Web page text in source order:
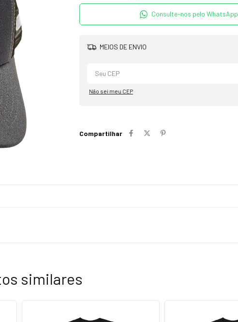
Consulte-nos pelo WhatsApp
MEIOS DE ENVIO
Não sei meu CEP
Compartilhar
similares